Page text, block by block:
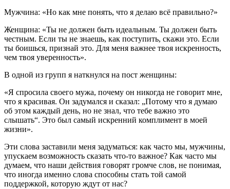
Мужчина: «Но как мне понять, что я делаю всё правильно?»
Женщина: «Ты не должен быть идеальным. Ты должен быть
честным. Если ты не знаешь, как поступить, скажи это. Если
ты боишься, признай это. Для меня важнее твоя искренность,
чем твоя уверенность».
В одной из групп я наткнулся на пост женщины:
«Я спросила своего мужа, почему он никогда не говорит мне,
что я красивая. Он задумался и сказал: „Потому что я думаю
об этом каждый день, но не знал, что тебе важно это
слышать“. Это был самый искренний комплимент в моей
жизни».
Эти слова заставили меня задуматься: как часто мы, мужчины,
упускаем возможность сказать что-то важное? Как часто мы
думаем, что наши действия говорят громче слов, не понимая,
что иногда именно слова способны стать той самой
поддержкой, которую ждут от нас?